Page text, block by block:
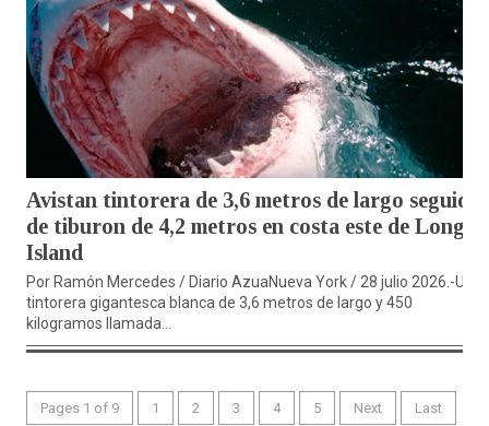
Avistan tintorera de 3,6 metros de largo seguido
de tiburon de 4,2 metros en costa este de Long
Island
Por Ramón Mercedes / Diario AzuaNueva York / 28 julio 2026.-Una
tintorera gigantesca blanca de 3,6 metros de largo y 450
kilogramos llamada...
Pages 1 of 9 1 2 3 4 5 Next Last